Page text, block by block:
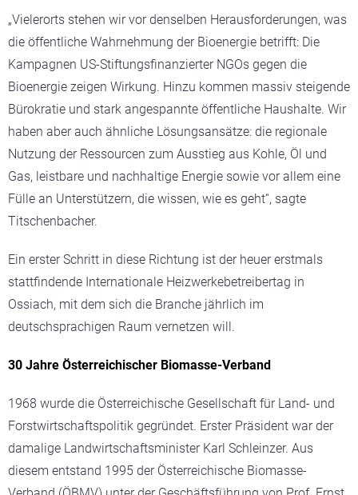
„Vielerorts stehen wir vor denselben Herausforderungen, was
die öffentliche Wahrnehmung der Bioenergie betrifft: Die
Kampagnen US-Stiftungsfinanzierter NGOs gegen die
Bioenergie zeigen Wirkung. Hinzu kommen massiv steigende
Bürokratie und stark angespannte öffentliche Haushalte. Wir
haben aber auch ähnliche Lösungsansätze: die regionale
Nutzung der Ressourcen zum Ausstieg aus Kohle, Öl und
Gas, leistbare und nachhaltige Energie sowie vor allem eine
Fülle an Unterstützern, die wissen, wie es geht“, sagte
Titschenbacher.
Ein erster Schritt in diese Richtung ist der heuer erstmals
stattfindende Internationale Heizwerkebetreibertag in
Ossiach, mit dem sich die Branche jährlich im
deutschsprachigen Raum vernetzen will.
30 Jahre Österreichischer Biomasse-Verband
1968 wurde die Österreichische Gesellschaft für Land- und
Forstwirtschaftspolitik gegründet. Erster Präsident war der
damalige Landwirtschaftsminister Karl Schleinzer. Aus
diesem entstand 1995 der Österreichische Biomasse-